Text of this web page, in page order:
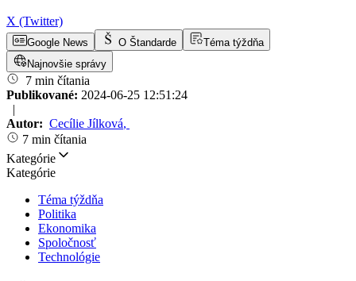
X (Twitter)
Google News O Štandarde
Téma týždňa
Najnovšie správy
7 min čítania
Publikované: 2024-06-25 12:51:24
|
Autor: Cecílie Jílková,
7 min čítania
Kategórie
Kategórie
Téma týždňa
Politika
Ekonomika
Spoločnosť
Technológie